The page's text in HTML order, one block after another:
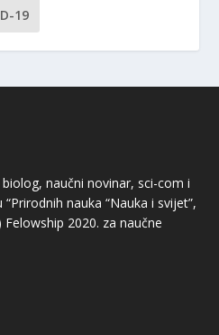
19
naučni novinar, sci-com i
nauka “Nauka i svijet”,
2020. za naučne